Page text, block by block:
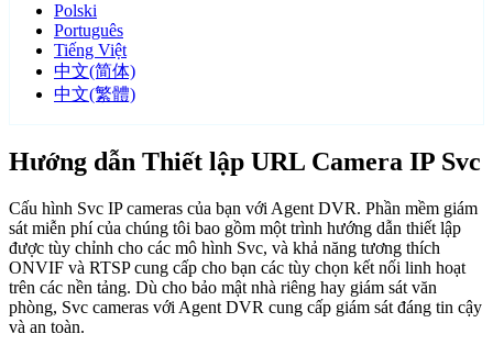
Polski
Português
Tiếng Việt
中文(简体)
中文(繁體)
Hướng dẫn Thiết lập URL Camera IP Svc
Cấu hình Svc IP cameras của bạn với Agent DVR. Phần mềm giám
sát miễn phí của chúng tôi bao gồm một trình hướng dẫn thiết lập
được tùy chỉnh cho các mô hình Svc, và khả năng tương thích
ONVIF và RTSP cung cấp cho bạn các tùy chọn kết nối linh hoạt
trên các nền tảng. Dù cho bảo mật nhà riêng hay giám sát văn
phòng, Svc cameras với Agent DVR cung cấp giám sát đáng tin cậy
và an toàn.